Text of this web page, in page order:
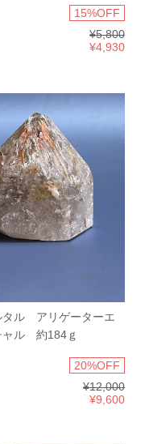
15%OFF
¥5,800
¥4,930
タル アリゲーターエ
ャル 約184ｇ
20%OFF
¥12,000
¥9,600